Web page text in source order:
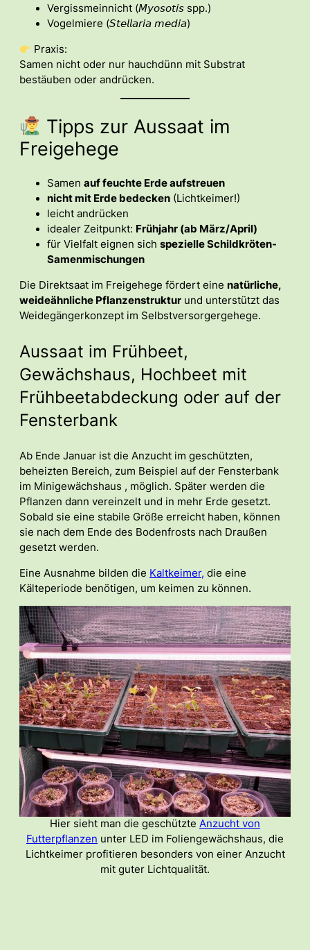
Vergissmeinnicht (𝘔𝘺𝘰𝘴𝘰𝘵𝘪𝘴 spp.)
Vogelmiere (𝘚𝘵𝘦𝘭𝘭𝘢𝘳𝘪𝘢 𝘮𝘦𝘥𝘪𝘢)
Praxis:
Samen nicht oder nur hauchdünn mit Substrat
bestäuben oder andrücken.
Tipps zur Aussaat im
Freigehege
Samen auf feuchte Erde aufstreuen
nicht mit Erde bedecken (Lichtkeimer!)
leicht andrücken
idealer Zeitpunkt: Frühjahr (ab März/April)
für Vielfalt eignen sich spezielle Schildkröten-
Samenmischungen
Die Direktsaat im Freigehege fördert eine natürliche,
weideähnliche Pflanzenstruktur und unterstützt das
Weidegängerkonzept im Selbstversorgergehege.
Aussaat im Frühbeet,
Gewächshaus, Hochbeet mit
Frühbeetabdeckung oder auf der
Fensterbank
Ab Ende Januar ist die Anzucht im geschützten,
beheizten Bereich, zum Beispiel auf der Fensterbank
im Minigewächshaus , möglich. Später werden die
Pflanzen dann vereinzelt und in mehr Erde gesetzt.
Sobald sie eine stabile Größe erreicht haben, können
sie nach dem Ende des Bodenfrosts nach Draußen
gesetzt werden.
Eine Ausnahme bilden die Kaltkeimer, die eine
Kälteperiode benötigen, um keimen zu können.
Hier sieht man die geschützte Anzucht von
Futterpflanzen unter LED im Foliengewächshaus, die
Lichtkeimer profitieren besonders von einer Anzucht
mit guter Lichtqualität.